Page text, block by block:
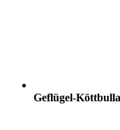
Geflügel-